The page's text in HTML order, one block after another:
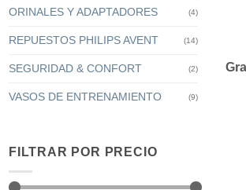
ORINALES Y ADAPTADORES (4)
REPUESTOS PHILIPS AVENT (14)
SEGURIDAD & CONFORT (2)
VASOS DE ENTRENAMIENTO (9)
FILTRAR POR PRECIO